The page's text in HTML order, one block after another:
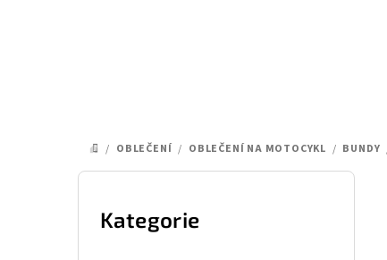
DOMŮ
/ OBLEČENÍ / OBLEČENÍ NA MOTOCYKL / BUNDY
P
Přeskočit
kategorie
Kategorie